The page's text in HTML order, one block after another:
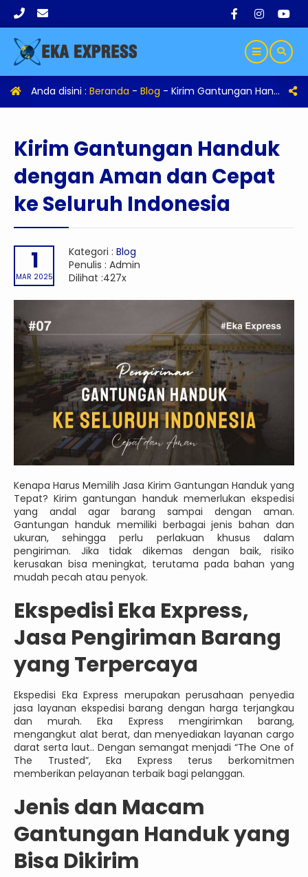
Anda disini : Beranda - Blog - Kirim Gantungan Handuk dengan Aman dan Cepat ke Seluruh Indonesia
Kirim Gantungan Handuk
dengan Aman dan Cepat
ke Seluruh Indonesia
1
MAR 2025
Kategori : Blog
Penulis : Admin
Dilihat :427x
Kenapa Harus Memilih Jasa Kirim Gantungan Handuk yang
Tepat? Kirim gantungan handuk memerlukan ekspedisi
yang andal agar barang sampai dengan aman.
Gantungan handuk memiliki berbagai jenis bahan dan
ukuran, sehingga perlu perlakuan khusus dalam
pengiriman. Jika tidak dikemas dengan baik, risiko
kerusakan bisa meningkat, terutama pada bahan yang
mudah pecah atau penyok.
Ekspedisi Eka Express,
Jasa Pengiriman Barang
yang Terpercaya
Ekspedisi Eka Express merupakan perusahaan penyedia
jasa layanan ekspedisi barang dengan harga terjangkau
dan murah. Eka Express mengirimkan barang,
mengangkut alat berat, dan menyediakan layanan cargo
darat serta laut.. Dengan semangat menjadi “The One of
The Trusted”, Eka Express terus berkomitmen
memberikan pelayanan terbaik bagi pelanggan.
Jenis dan Macam
Gantungan Handuk yang
Bisa Dikirim